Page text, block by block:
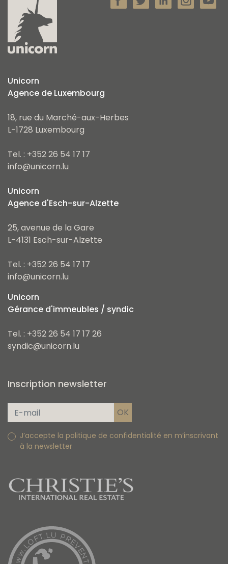
Unicorn
Agence de Luxembourg
18, rue du Marché-aux-Herbes
L-1728 Luxembourg
Tel. : +352 26 54 17 17
info@unicorn.lu
Unicorn
Agence d'Esch-sur-Alzette
25, avenue de la Gare
L-4131 Esch-sur-Alzette
Tel. : +352 26 54 17 17
info@unicorn.lu
Unicorn
Gérance d'immeubles / syndic
Tel. : +352 26 54 17 17 26
syndic@unicorn.lu
Inscription newsletter
J’accepte la politique de confidentialité en m’inscrivant
à la newsletter